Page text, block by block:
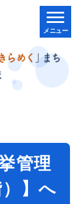
メニュー
管理
】へ